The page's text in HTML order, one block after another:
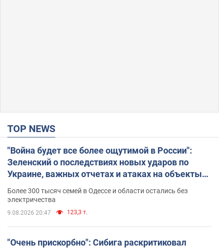
TOP NEWS
"Война будет все более ощутимой в России":
Зеленский о последствиях новых ударов по
Украине, важных отчетах и атаках на объекты
противника. Видео
Более 300 тысяч семей в Одессе и области остались без
электричества
9.08.2026 20:47 123,3 т.
"Очень прискорбно": Сибига раскритиковал